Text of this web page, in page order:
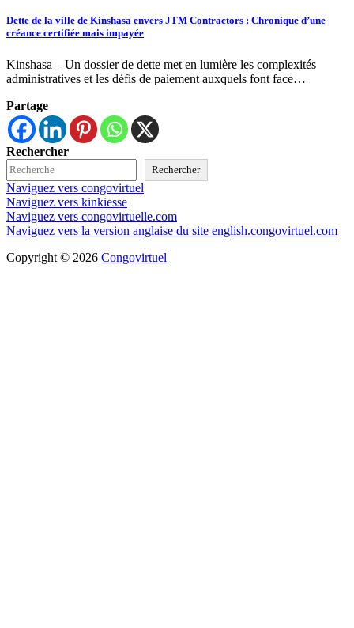
Dette de la ville de Kinshasa envers JTM Contractors : Chronique d’une
créance certifiée mais impayée
Kinshasa – Un dossier de dette met en lumière les complexités
administratives et les défis de paiement auxquels font face…
Partage
Rechercher
Rechercher
Naviguez vers congovirtuel
Naviguez vers kinkiesse
Naviguez vers congovirtuelle.com
Naviguez vers la version anglaise du site english.congovirtuel.com
Copyright © 2026 Congovirtuel